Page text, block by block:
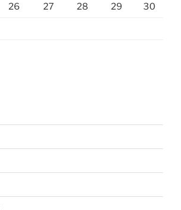
26 27 28 29 30